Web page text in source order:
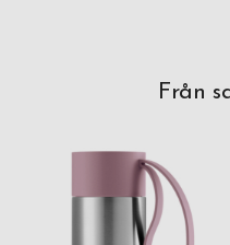
Från